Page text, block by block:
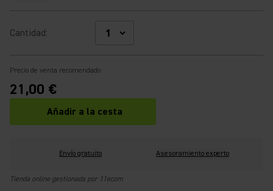
Cantidad:
Precio de venta recomendado
21,00 €
Añadir a la cesta
Envío gratuito Asesoramiento experto
Tienda online gestionada por 11ecom